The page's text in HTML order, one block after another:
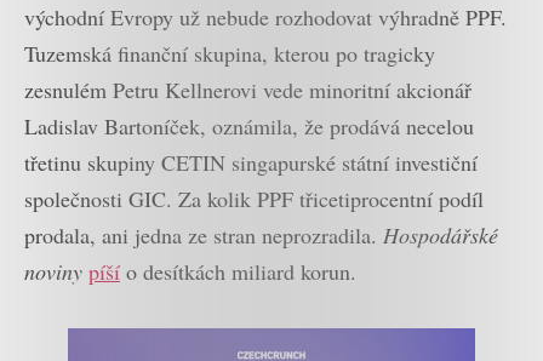
východní Evropy už nebude rozhodovat výhradně PPF.
Tuzemská finanční skupina, kterou po tragicky
zesnulém Petru Kellnerovi vede minoritní akcionář
Ladislav Bartoníček, oznámila, že prodává necelou
třetinu skupiny CETIN singapurské státní investiční
společnosti GIC. Za kolik PPF třicetiprocentní podíl
prodala, ani jedna ze stran neprozradila. Hospodářské
noviny píší o desítkách miliard korun.